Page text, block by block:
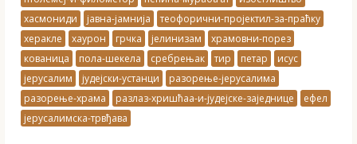
хасмониди
јавна-јамнија
теофорични-пројектил-за-праћку
херакле
хаурон грчка јелинизам
храмовни-порез
кованица
пола-шекела сребрењак тир петар
исус
јерусалим
јудејски-устанци
разорење-јерусалима
разорење-храма
разлаз-хришћаа-и-јудејске-заједнице
ефел
јерусалимска-трвђава